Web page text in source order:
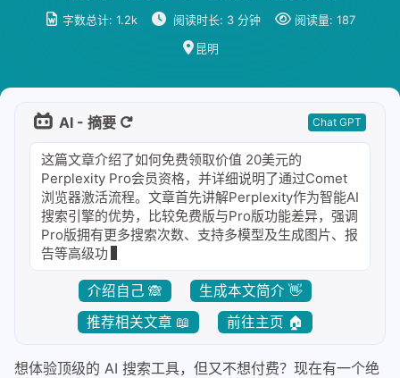
字数总计: 1.2k 阅读时长: 3 分钟 阅读量: 187
昆明
AI - 摘要 Chat GPT
这篇文章介绍了如何免费领取价值 20美元的
Perplexity Pro会员资格，并详细说明了通过Comet
浏览器激活流程。文章首先讲解Perplexity作为智能AI
搜索引擎的优势，比较免费版与Pro版功能差异，强调
Pro版拥有更多搜索次数、支持多模型及生成图片、报
告等高级功能。接着介绍
介绍自己 🙈
生成本文简介 👋
推荐相关文章 📖
前往主页 🏠
想体验顶级的 AI 搜索工具，但又不想付费？现在有一个绝